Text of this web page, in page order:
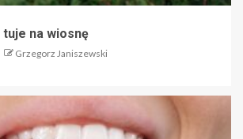
tuje na wiosnę
Grzegorz Janiszewski